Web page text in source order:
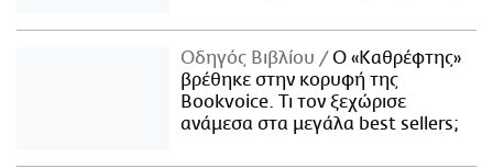
Οδηγός Βιβλίου
Ο «Καθρέφτης»
βρέθηκε στην κορυφή της
Bookvoice. Τι τον ξεχώρισε
ανάμεσα στα μεγάλα best sellers;